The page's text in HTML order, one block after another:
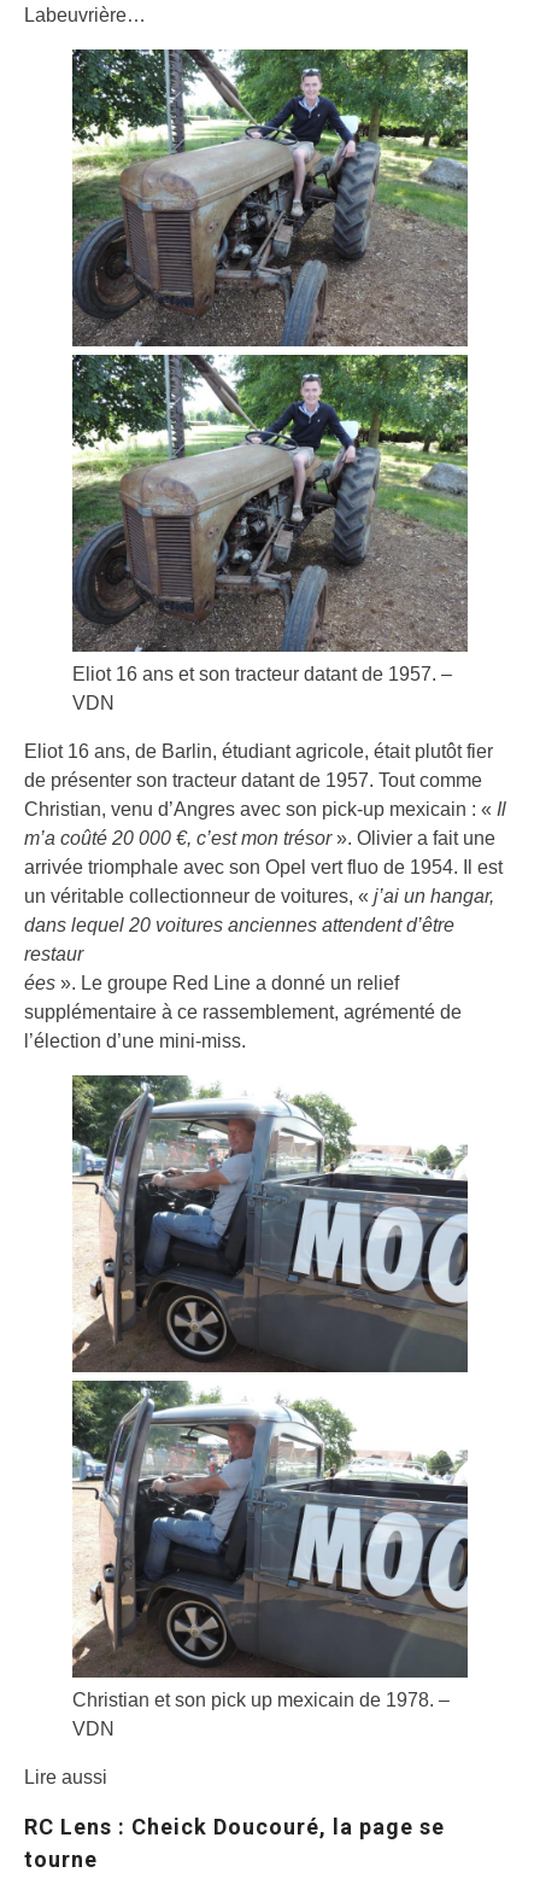
Labeuvrière…
Eliot 16 ans et son tracteur datant de 1957. –
VDN
Eliot 16 ans, de Barlin, étudiant agricole, était plutôt fier
de présenter son tracteur datant de 1957. Tout comme
Christian, venu d’Angres avec son pick-up mexicain : « Il
m’a coûté 20 000 €, c’est mon trésor». Olivier a fait une
arrivée triomphale avec son Opel vert fluo de 1954. Il est
un véritable collectionneur de voitures, « j’ai un hangar,
dans lequel 20 voitures anciennes attendent d’être
restaur
ées ». Le groupe Red Line a donné un relief
supplémentaire à ce rassemblement, agrémenté de
l’élection d’une mini-miss.
Christian et son pick up mexicain de 1978. –
VDN
Lire aussi
RC Lens : Cheick Doucouré, la page se
tourne